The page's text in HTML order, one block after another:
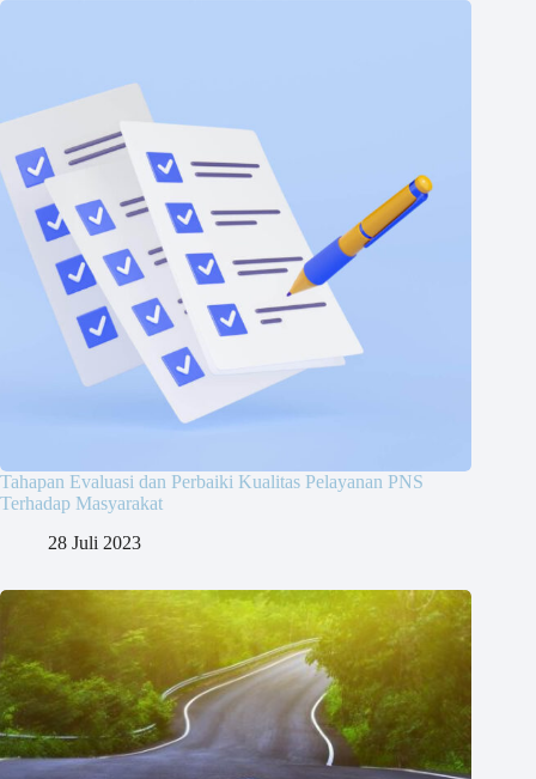
Tahapan Evaluasi dan Perbaiki Kualitas Pelayanan PNS
Terhadap Masyarakat
28 Juli 2023